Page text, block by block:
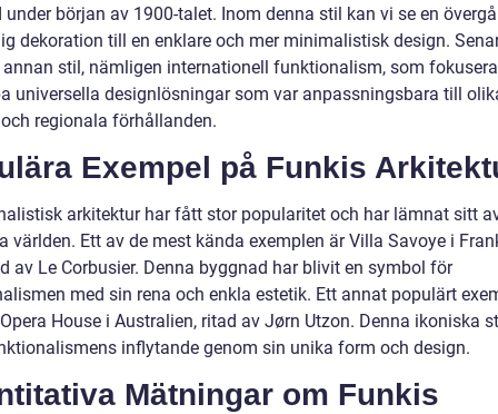
under början av 1900-talet. Inom denna stil kan vi se en
dekoration till en enklare och mer minimalistisk design.
annan stil, nämligen internationell funktionalism, som
universella designlösningar som var anpassningsbara till
regionala förhållanden.
Exempel på Funkis
arkitektur har fått stor popularitet och har lämnat sitt
världen. Ett av de mest kända exemplen är Villa Savoye i
av Le Corbusier. Denna byggnad har blivit en symbol för
med sin rena och enkla estetik. Ett annat populärt
House i Australien, ritad av Jørn Utzon. Denna ikoniska
inflytande genom sin unika form och design.
Mätningar om Funkis